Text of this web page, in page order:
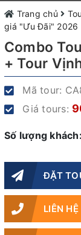
Trang chủ
giá "Ưu Đãi" 2026
Combo
+ Tour
Mã tour:
Giá tours:
Số lượng khách:
ĐẶT
LIÊN HỆ